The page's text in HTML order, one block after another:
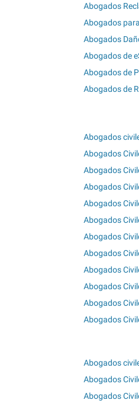
Abogados
Abogados
Abogados
Abogados de
Abogados de
Abogados de
Abogados
Abogados
Abogados
Abogados
Abogados
Abogados
Abogados
Abogados
Abogados
Abogados
Abogados
Abogados
Abogados
Abogados
Abogados